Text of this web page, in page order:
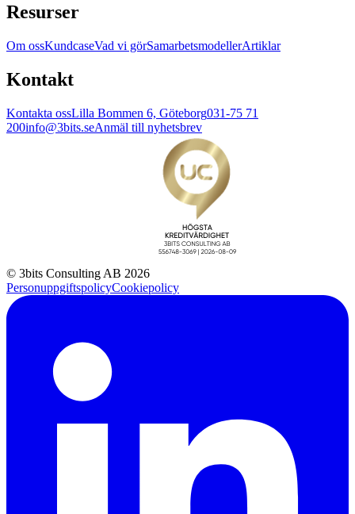
Resurser
Om ossKundcaseVad vi görSamarbetsmodellerArtiklar
Kontakt
Kontakta ossLilla Bommen 6, Göteborg031-75 71
200info@3bits.seAnmäl till nyhetsbrev
© 3bits Consulting AB 2026
PersonuppgiftspolicyCookiepolicy